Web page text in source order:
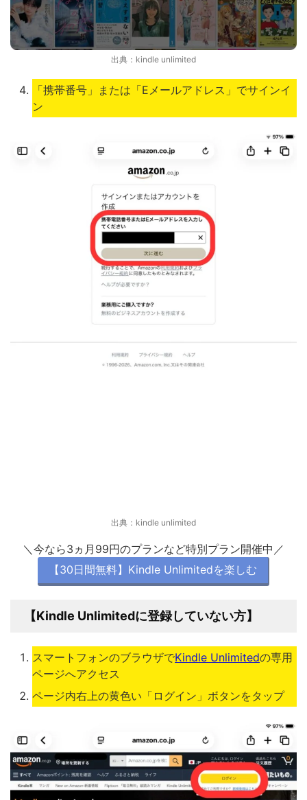
出典：kindle unlimited
「携帯番号」または「Eメールアドレス」でサインイ
ン
出典：kindle unlimited
＼今なら3ヵ月99円のプランなど特別プラン開催中／
【30日間無料】Kindle Unlimitedを楽しむ
【Kindle Unlimitedに登録していない方】
スマートフォンのブラウザでKindle Unlimitedの専用
ページへアクセス
ページ内右上の黄色い「ログイン」ボタンをタップ